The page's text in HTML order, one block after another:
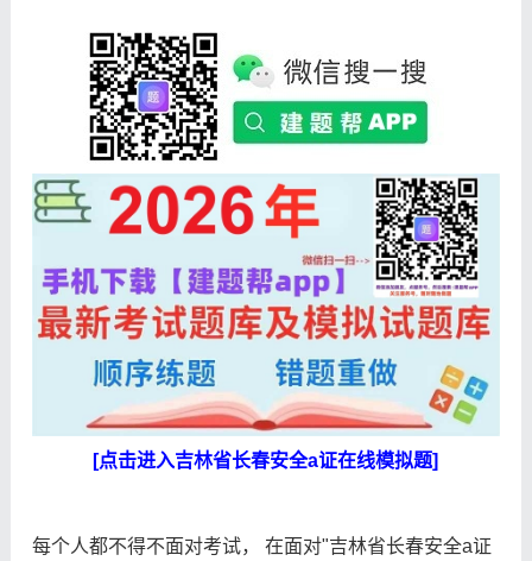
[点击进入吉林省长春安全a证在线模拟题]
每个人都不得不面对考试， 在面对"吉林省长春安全a证